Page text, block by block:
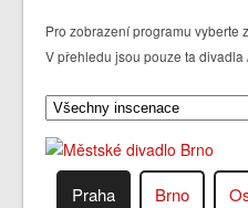
Pro zobrazení programu vyberte
V přehledu jsou pouze ta
Praha Brno